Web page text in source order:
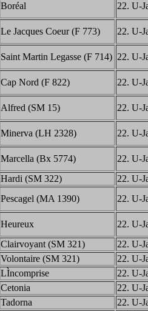
Boréal 22. U-
Le Jacques Coeur (F 773) 22. U-
Saint Martin Legasse (F 714) 22. U-
Cap Nord (F 822) 22. U-
Alfred (SM 15) 22. U-
Minerva (LH 2328) 22. U-
Marcella (Bx 5774)
22. U-
Hardi (SM 322)
22. U-
Pescagel (MA 1390) 22. U-
Heureux
22. U-
Clairvoyant (SM 321)
22. U-
Volontaire (SM 321)
22. U-
LÌncomprise
22. U-
Cetonia
22. U-
Tadorna
22. U-